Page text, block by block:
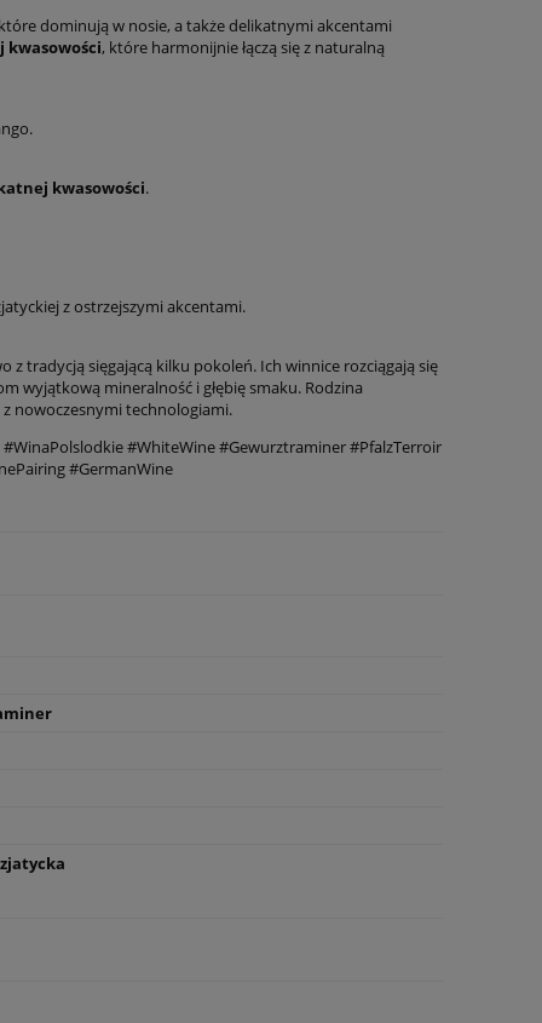
dominują w nosie, a także delikatnymi akcentami
kwasowości, które harmonijnie łączą się z naturalną
kwasowości.
z ostrzejszymi akcentami.
tradycją sięgającą kilku pokoleń. Ich winnice rozciągają się
wyjątkową mineralność i głębię smaku. Rodzina
nowoczesnymi technologiami.
#WhiteWine #Gewurztraminer #PfalzTerroir
#GermanWine